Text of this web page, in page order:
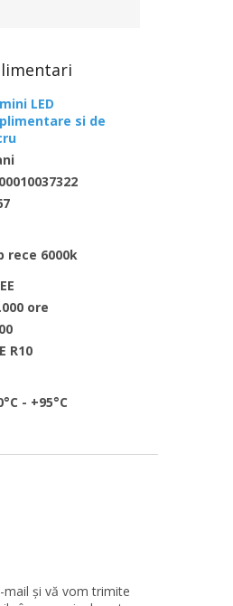
LED
si de
rece 6000k
ore
R10
- +95°C
şi vă vom trimite